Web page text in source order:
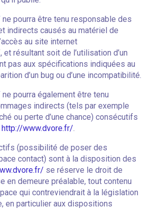
ne pourra être tenu responsable des
indirects causés au matériel de
au site internet
résultant soit de l’utilisation d’un
pas aux spécifications indiquées au
d’un bug ou d’une incompatibilité.
ne pourra également être tenu
indirects (tels par exemple
ou perte d’une chance) consécutifs
http://www.dvore.fr/.
(possibilité de poser des
contact) sont à la disposition des
se réserve le droit de
en demeure préalable, tout contenu
qui contreviendrait à la législation
en particulier aux dispositions